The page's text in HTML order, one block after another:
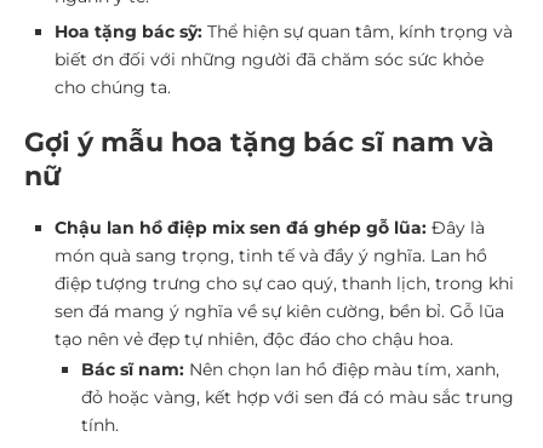
Hoa tặng bác sỹ: Thể hiện sự quan tâm, kính trọng và
biết ơn đối với những người đã chăm sóc sức khỏe
cho chúng ta.
Gợi ý mẫu hoa tặng bác sĩ nam và
nữ
Chậu lan hồ điệp mix sen đá ghép gỗ lũa: Đây là
món quà sang trọng, tinh tế và đầy ý nghĩa. Lan hồ
điệp tượng trưng cho sự cao quý, thanh lịch, trong khi
sen đá mang ý nghĩa về sự kiên cường, bền bỉ. Gỗ lũa
tạo nên vẻ đẹp tự nhiên, độc đáo cho chậu hoa.
Bác sĩ nam: Nên chọn lan hồ điệp màu tím, xanh,
đỏ hoặc vàng, kết hợp với sen đá có màu sắc trung
tính.